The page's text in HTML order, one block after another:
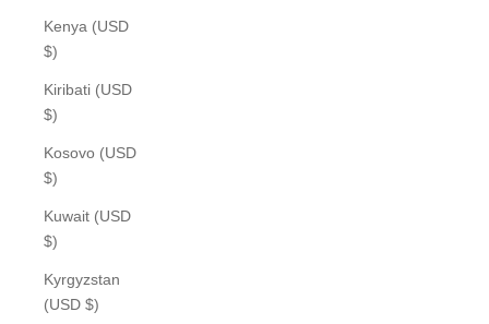
Kenya (USD
$)
Kiribati (USD
$)
Kosovo (USD
$)
Kuwait (USD
$)
Kyrgyzstan
(USD $)